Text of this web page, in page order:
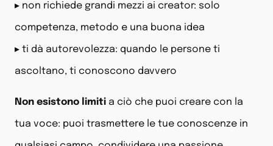
▸ non richiede grandi mezzi ai creator: solo
competenza, metodo e una buona idea
▸ ti dà autorevolezza: quando le persone ti
ascoltano, ti conoscono davvero
Non esistono limiti a ciò che puoi creare con la
tua voce: puoi trasmettere le tue conoscenze in